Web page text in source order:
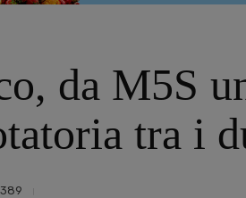
da M5S
tra i
389